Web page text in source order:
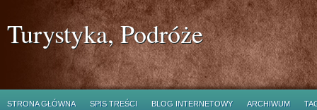
Turystyka, Podróże
STRONA GŁÓWNA SPIS TREŚCI BLOG INTERNETOWY ARCHIWUM